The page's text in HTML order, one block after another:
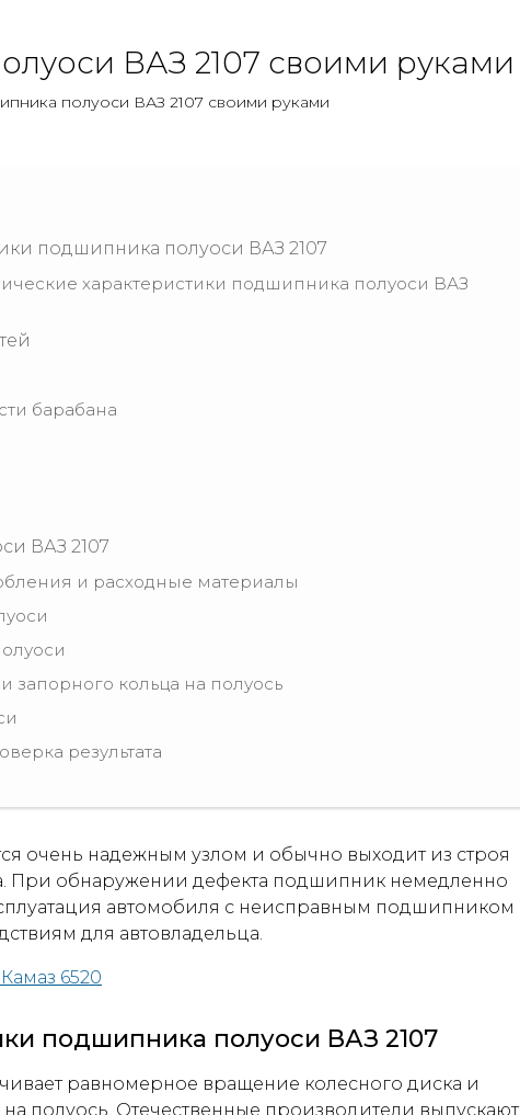
ВАЗ 2107 своими руками
полуоси ВАЗ 2107 своими руками
подшипника полуоси ВАЗ 2107
характеристики подшипника полуоси ВАЗ
барабана
ВАЗ 2107
и расходные материалы
запорного кольца на полуось
результата
очень надежным узлом и обычно выходит из строя
При обнаружении дефекта подшипник немедленно
автомобиля с неисправным подшипником
для автовладельца.
6520
подшипника полуоси ВАЗ 2107
равномерное вращение колесного диска и
полуось. Отечественные производители выпускают